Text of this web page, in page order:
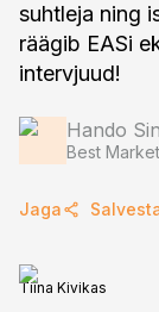
suhtleja ning
räägib EASi
intervjuud!
Hando
Best
Jaga
Tiina Kivikas